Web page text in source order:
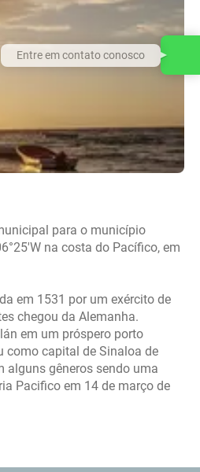
para o município
na costa do Pacífico, em
em 1531 por um exército de
chegou da Alemanha.
em um próspero porto
como capital de Sinaloa de
alguns gêneros sendo uma
Pacifico em 14 de março de
Entre em contato conosco